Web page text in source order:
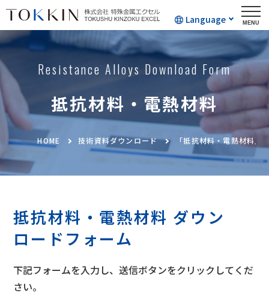
Language
Resistance Alloys Download Form
抵抗材料・電熱材料
HOME 技術資料ダウンロード 「抵抗材料・電熱材料」
抵抗材料・電熱材料 ダウン
ロードフォーム
下記フォームを入力し、送信ボタンをクリックしてくだ
さい。